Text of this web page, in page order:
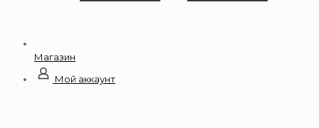
Магазин
Мой аккаунт